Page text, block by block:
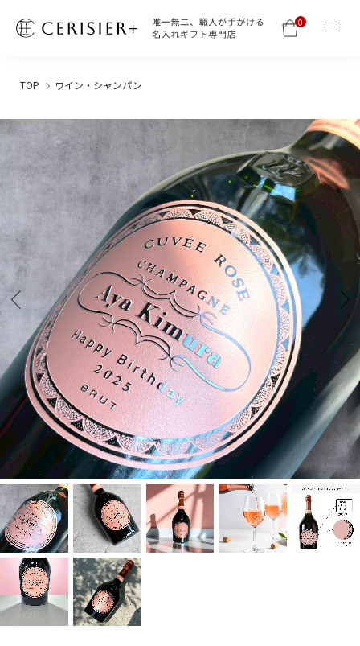
0
TOP ワイン・シャンパン